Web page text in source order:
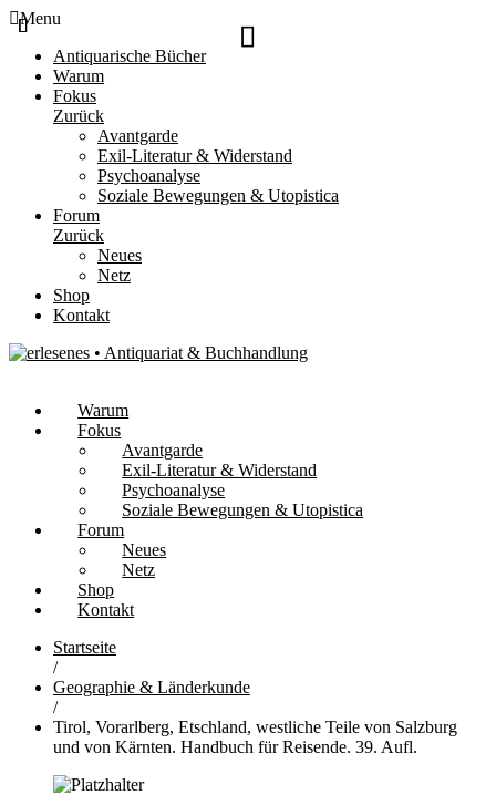
Menu
Antiquarische Bücher
Warum
Fokus
Zurück
Avantgarde
Exil-Literatur & Widerstand
Psychoanalyse
Soziale Bewegungen & Utopistica
Forum
Zurück
Neues
Netz
Shop
Kontakt
Warum
Fokus
Avantgarde
Exil-Literatur & Widerstand
Psychoanalyse
Soziale Bewegungen & Utopistica
Forum
Neues
Netz
Shop
Kontakt
Startseite
/
Geographie & Länderkunde
/
Tirol, Vorarlberg, Etschland, westliche Teile von Salzburg
und von Kärnten. Handbuch für Reisende. 39. Aufl.